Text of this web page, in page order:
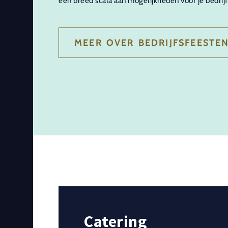
MEER OVER
Catering